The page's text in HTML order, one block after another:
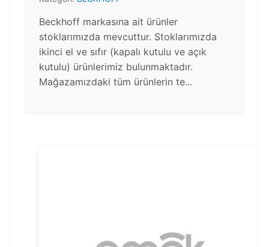
Beckhoff markasına ait ürünler
stoklarımızda mevcuttur. Stoklarımızda
ikinci el ve sıfır (kapalı kutulu ve açık
kutulu) ürünlerimiz bulunmaktadır.​
Mağazamızdaki tüm ürünlerin te...